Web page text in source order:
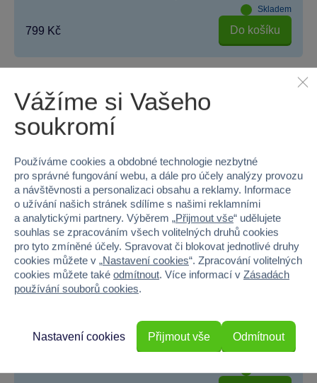
Skladem
799 Kč Do košíku
LEGO® ONE PIECE 75636 Chatrč v Mlýnové vesnici
Objevte dobrodružství s LEGO® stavebnicí Chatr v Mlýnové...
Vážíme si Vašeho
soukromí
Používáme cookies a obdobné technologie nezbytné
pro správné fungování webu, a dále pro účely analýzy provozu
a návštěvnosti a personalizaci obsahu a reklamy. Informace
o užívání našich stránek sdílíme s našimi reklamními
a analytickými partnery. Výběrem „Přijmout vše“ udělujete
souhlas se zpracováním všech volitelných druhů cookies
pro tyto zmíněné účely. Spravovat či blokovat jednotlivé druhy
cookies můžete v „Nastavení cookies“. Zpracování volitelných
cookies můžete také odmítnout. Více informací v Zásadách
používání souborů cookies.
Odmítnout
Nastavení cookies Přijmout vše